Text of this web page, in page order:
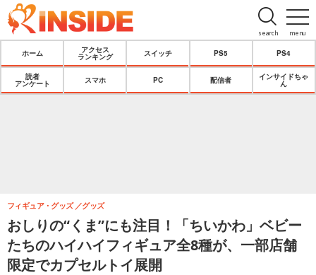
menu
search
ホーム
アクセス
ランキング
スイッチ PS5 PS4
読者
アンケート
スマホ PC 配信者
インサイドちゃ
ん
おしりの“くま”にも注目！「ちいかわ」ベビー
たちのハイハイフィギュア全8種が、一部店舗
限定でカプセルトイ展開
フィギュア・グッズ グッズ